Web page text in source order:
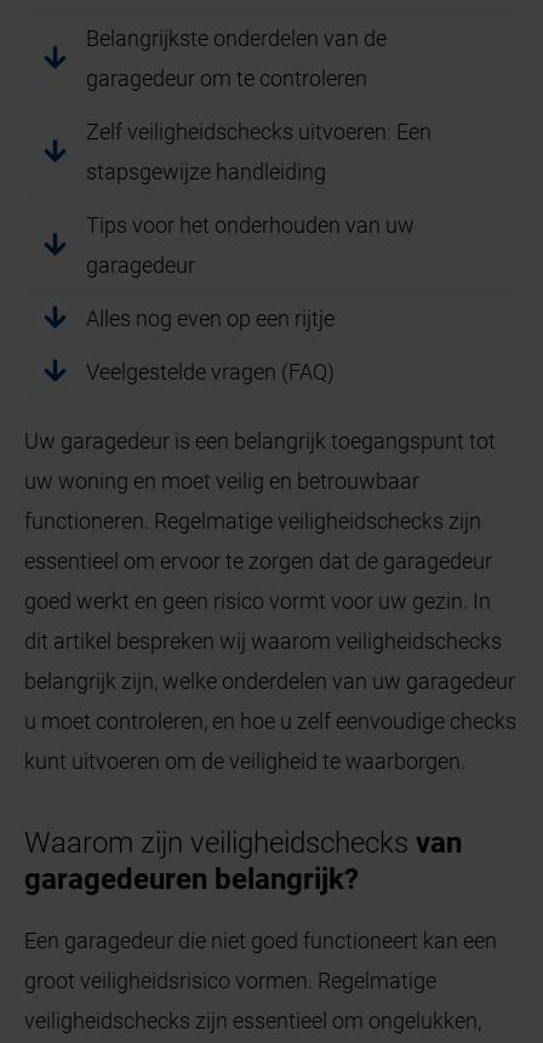
Belangrijkste onderdelen van de
garagedeur om te controleren
Zelf veiligheidschecks uitvoeren: Een
stapsgewijze handleiding
Tips voor het onderhouden van uw
garagedeur
Alles nog even op een rijtje
Veelgestelde vragen (FAQ)
Uw garagedeur is een belangrijk toegangspunt tot
uw woning en moet veilig en betrouwbaar
functioneren. Regelmatige veiligheidschecks zijn
essentieel om ervoor te zorgen dat de garagedeur
goed werkt en geen risico vormt voor uw gezin. In
dit artikel bespreken wij waarom veiligheidschecks
belangrijk zijn, welke onderdelen van uw garagedeur
u moet controleren, en hoe u zelf eenvoudige checks
kunt uitvoeren om de veiligheid te waarborgen.
Waarom zijn veiligheidschecksvan
garagedeuren belangrijk?
Een garagedeur die niet goed functioneert kan een
groot veiligheidsrisico vormen. Regelmatige
veiligheidschecks zijn essentieel om ongelukken,